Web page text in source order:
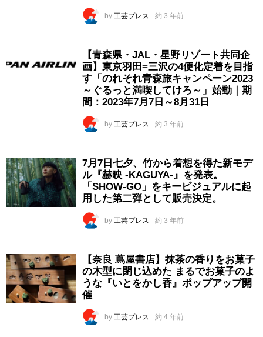
by 工芸プレス 約 3 年前
【青森県・JAL・星野リゾート共同企
画】東京羽田=三沢の4便化定着を目指
す「のれそれ青森旅キャンペーン2023
～ぐるっと満喫してけろ～」始動｜期
間：2023年7月7日～8月31日
by 工芸プレス 約 3 年前
7月7日七夕、竹から着想を得た新モデ
ル『赫映 -KAGUYA-』を発表。
「SHOW-GO」をキービジュアルに起
用した第二弾として販売決定。
by 工芸プレス 約 3 年前
【奈良 蔦屋書店】抹茶の香りをお菓子
の木型に閉じ込めた まるでお菓子のよ
うな『いとをかし香』ポップアップ開
催
by 工芸プレス 約 4 年前